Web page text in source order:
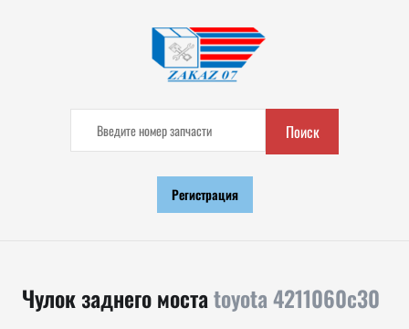
Поиск
Регистрация
Чулок заднего мостаtoyota 4211060c30